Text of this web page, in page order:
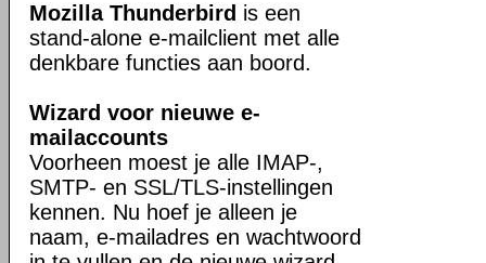
Mozilla Thunderbird is een
stand-alone e-mailclient met alle
denkbare functies aan boord.
Wizard voor nieuwe e-
mailaccounts
Voorheen moest je alle IMAP-,
SMTP- en SSL/TLS-instellingen
kennen. Nu hoef je alleen je
naam, e-mailadres en wachtwoord